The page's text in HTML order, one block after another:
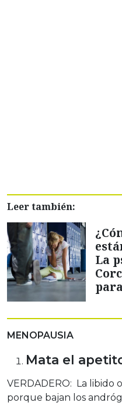
Leer también:
La
MENOPAUSIA
Mata el
VERDADERO: La libido
porque bajan los